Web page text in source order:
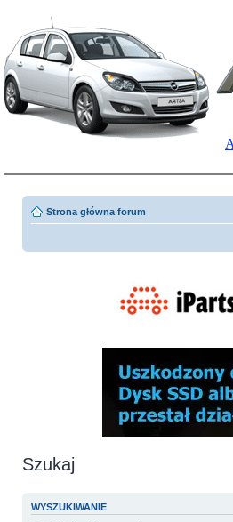
Strona główna forum
Szukaj
WYSZUKIWANIE